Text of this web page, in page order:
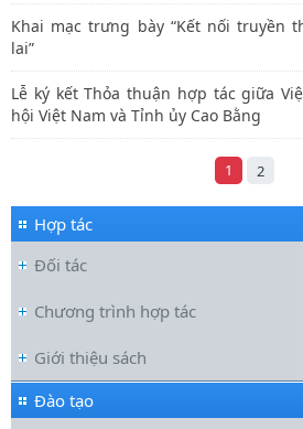
Khai mạc trưng bày “Kết nối truyền
lai”
Lễ ký kết Thỏa thuận hợp tác giữa
hội Việt Nam và Tỉnh ủy Cao Bằng
1 2
Hợp tác
Đối tác
Chương trình hợp tác
Giới thiệu sách
Đào tạo